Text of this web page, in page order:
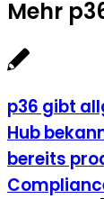
Mehr
p36 gibt
Hub
bereits